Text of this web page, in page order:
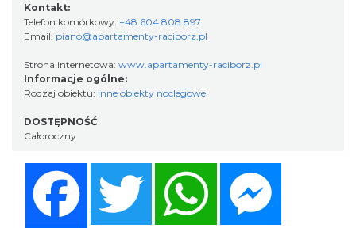
Kontakt:
Telefon komórkowy: +48 604 808 897
Email: piano@apartamenty-raciborz.pl
Strona internetowa: www.apartamenty-raciborz.pl
Informacje ogólne:
Rodzaj obiektu: Inne obiekty noclegowe
DOSTĘPNOŚĆ
Całoroczny
Twitter WhatsApp